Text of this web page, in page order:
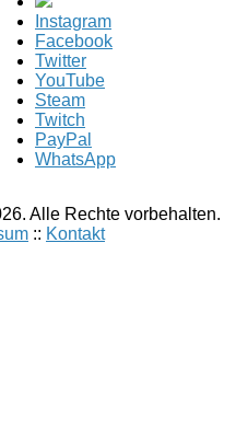
Instagram
Facebook
Twitter
YouTube
Steam
Twitch
PayPal
WhatsApp
Alle Rechte vorbehalten.
:: Kontakt